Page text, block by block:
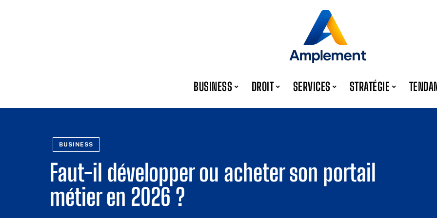
BUSINESS DROIT SERVICES STRATÉGIE
BUSINESS
Faut-il développer ou acheter son portail
métier en 2026 ?